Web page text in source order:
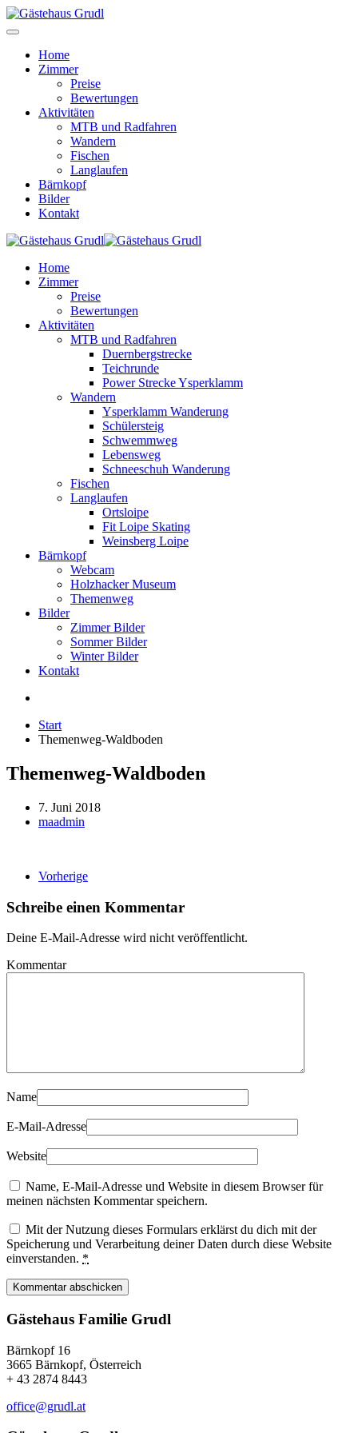
Home
Zimmer
Preise
Bewertungen
Aktivitäten
MTB und Radfahren
Wandern
Fischen
Langlaufen
Bärnkopf
Bilder
Kontakt
Home
Zimmer
Preise
Bewertungen
Aktivitäten
MTB und Radfahren
Duernbergstrecke
Teichrunde
Power Strecke Ysperklamm
Wandern
Ysperklamm Wanderung
Schülersteig
Schwemmweg
Lebensweg
Schneeschuh Wanderung
Fischen
Langlaufen
Ortsloipe
Fit Loipe Skating
Weinsberg Loipe
Bärnkopf
Webcam
Holzhacker Museum
Themenweg
Bilder
Zimmer Bilder
Sommer Bilder
Winter Bilder
Kontakt
Start
Themenweg-Waldboden
Themenweg-Waldboden
7. Juni 2018
maadmin
Vorherige
Schreibe einen Kommentar
Deine E-Mail-Adresse wird nicht veröffentlicht.
Kommentar
Name
E-Mail-Adresse
Website
Name, E-Mail-Adresse und Website in diesem Browser für
meinen nächsten Kommentar speichern.
Mit der Nutzung dieses Formulars erklärst du dich mit der
Speicherung und Verarbeitung deiner Daten durch diese Website
einverstanden. *
Kommentar abschicken
Gästehaus Familie Grudl
Bärnkopf 16
3665 Bärnkopf, Österreich
+ 43 2874 8443
office@grudl.at